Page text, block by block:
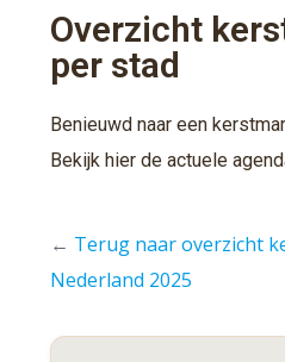
Overzicht
per stad
Benieuwd naar een
Bekijk hier de actuele
← Terug naar overzicht
Nederland 2025